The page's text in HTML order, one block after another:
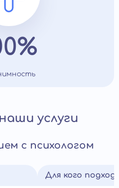
услуги
с психологом
Для кого